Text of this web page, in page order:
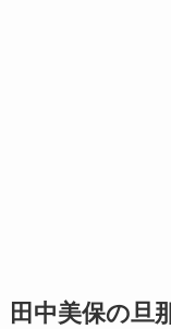
田中美保の旦